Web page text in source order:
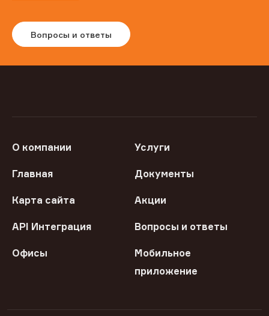
Вопросы и ответы
О компании Услуги
Главная Документы
Карта сайта Акции
API Интеграция Вопросы и ответы
Офисы
Мобильное
приложение